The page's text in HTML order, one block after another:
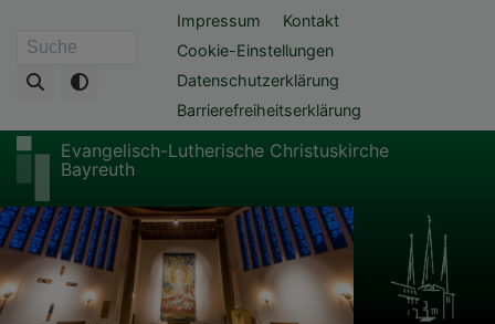
zum
Suche
Fußbereichsmenü
Impressum
Kontakt
Cookie-Einstellungen
Datenschutzerklärung
Barrierefreiheitserklärung
Evangelisch-Lutherische Christuskirche
Bayreuth